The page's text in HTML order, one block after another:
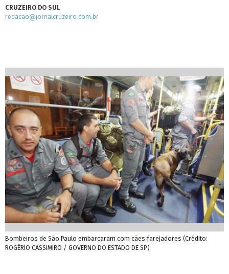
CRUZEIRO DO SUL
redacao@jornalcruzeiro.com.br
Bombeiros de São Paulo embarcaram com cães farejadores (Crédito:
ROGÉRIO CASSIMIRO / GOVERNO DO ESTADO DE SP)